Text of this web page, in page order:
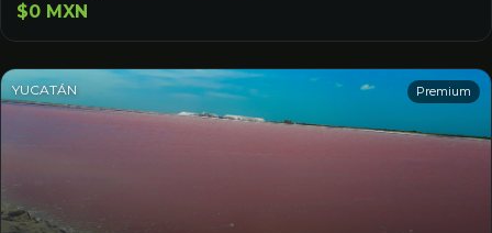
$0 MXN
YUCATÁN Premium